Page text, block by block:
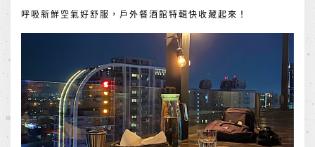
呼吸新鮮空氣好舒服，戶外餐酒館特輯快收藏起來！